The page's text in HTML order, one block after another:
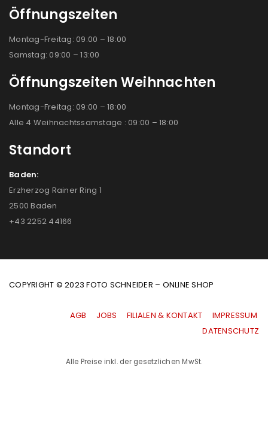
Öffnungszeiten
Montag-Freitag: 09:00 – 18:00
Samstag: 09:00 – 13:00
Öffnungszeiten Weihnachten
Montag-Freitag: 09:00 – 18:00
Alle 4 Weihnachtssamstage : 09:00 – 18:00
Standort
Baden:
Erzherzog Rainer Ring 1
2500 Baden
+43 2252 44166
COPYRIGHT © 2023 FOTO SCHNEIDER – ONLINE SHOP
AGB JOBS FILIALEN & KONTAKT
IMPRESSUM
|DATENSCHUTZ
Alle Preise inkl. der gesetzlichen MwSt.